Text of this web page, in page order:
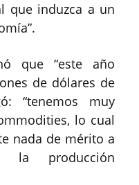
que induzca a un
que “este año
de dólares de
“tenemos muy
lo cual
nada de mérito a
producción